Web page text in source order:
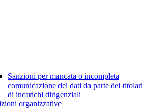
Sanzioni per mancata o incompleta
comunicazione dei dati da parte dei titolari
di incarichi dirigenziali
organizzative